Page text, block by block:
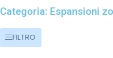
Categoria: Espansioni
FILTRO